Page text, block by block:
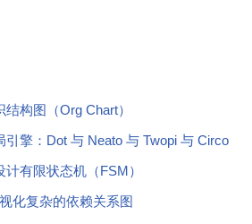
构图（Org Chart）
擎：Dot 与 Neato 与 Twopi 与 Circo
有限状态机（FSM）
化复杂的依赖关系图